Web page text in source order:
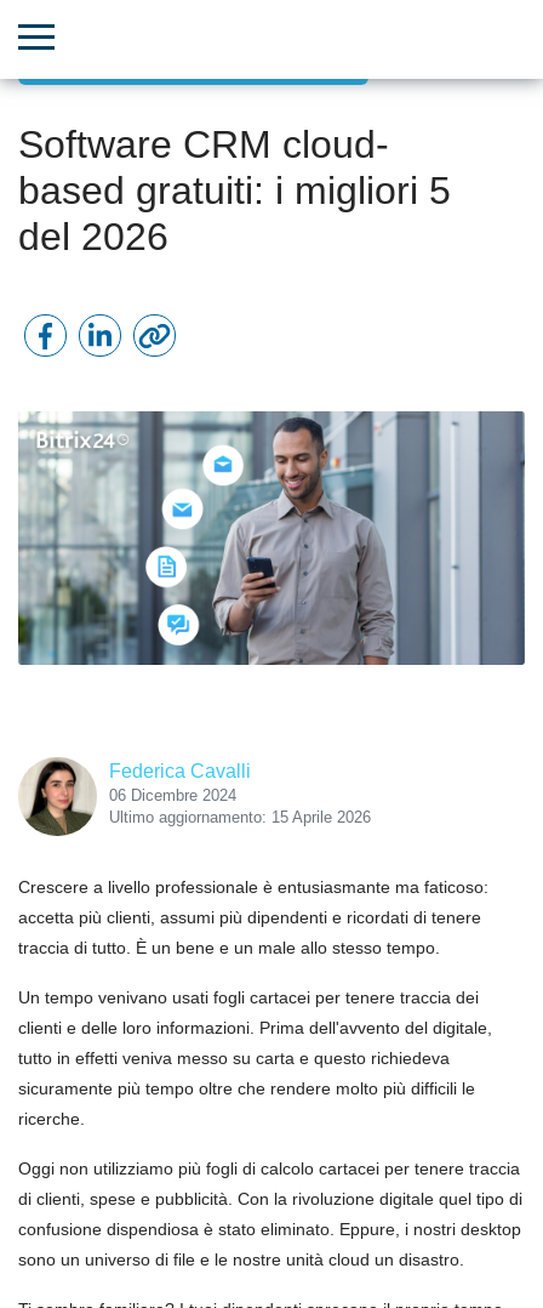
Software CRM cloud-
based gratuiti: i migliori 5
del 2026
Federica Cavalli
06 Dicembre 2024
Ultimo aggiornamento: 15 Aprile 2026
Crescere a livello professionale è entusiasmante ma faticoso:
accetta più clienti, assumi più dipendenti e ricordati di tenere
traccia di tutto. È un bene e un male allo stesso tempo.
Un tempo venivano usati fogli cartacei per tenere traccia dei
clienti e delle loro informazioni. Prima dell'avvento del digitale,
tutto in effetti veniva messo su carta e questo richiedeva
sicuramente più tempo oltre che rendere molto più difficili le
ricerche.
Oggi non utilizziamo più fogli di calcolo cartacei per tenere traccia
di clienti, spese e pubblicità. Con la rivoluzione digitale quel tipo di
confusione dispendiosa è stato eliminato. Eppure, i nostri desktop
sono un universo di file e le nostre unità cloud un disastro.